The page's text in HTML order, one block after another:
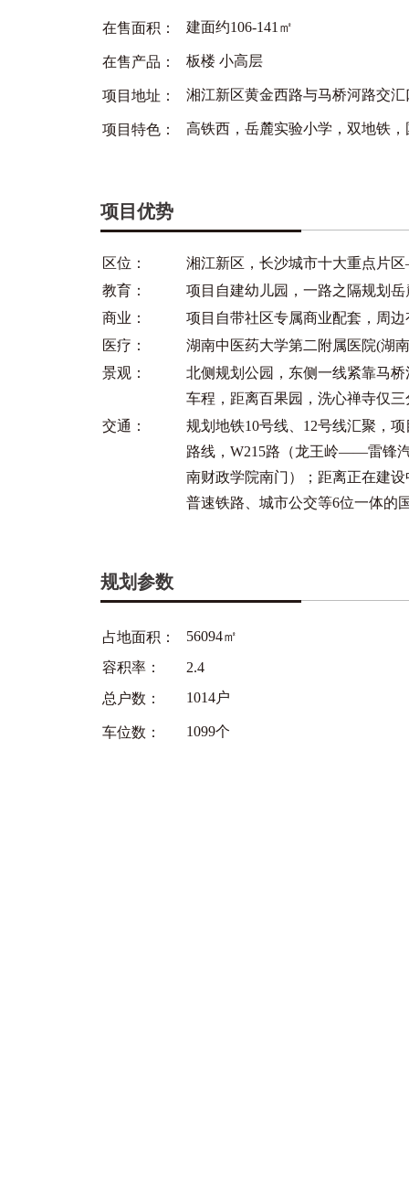
在售面积： 建面约106-141㎡
在售产品： 板楼 小高层
项目地址： 湘江新区黄金西路与马桥河路交汇
项目特色： 高铁西，岳麓实验小学，双地铁
项目优势
区位：
湘江新区，长沙城市十大重点片
教育：
项目自建幼儿园，一路之隔规划
商业：
项目自带社区专属商业配套，周
医疗：
湖南中医药大学第二附属医院(湖
景观：
北侧规划公园，东侧一线紧靠马
车程，距离百果园，洗心禅寺仅三
交通：
规划地铁10号线、12号线汇聚，
路线，W215路（龙王岭——雷锋
南财政学院南门）；距离正在建
普速铁路、城市公交等6位一体的
规划参数
占地面积：
56094㎡
容积率：
2.4
总户数：
1014户
车位数： 1099个